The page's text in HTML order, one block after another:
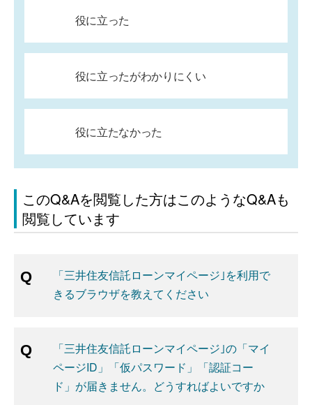
役に立った
役に立ったがわかりにくい
役に立たなかった
このQ&Aを閲覧した方はこのようなQ&Aも
閲覧しています
「三井住友信託ローンマイページ｣を利用で
きるブラウザを教えてください
「三井住友信託ローンマイページ｣の「マイ
ページID」「仮パスワード」「認証コー
ド」が届きません。どうすればよいですか